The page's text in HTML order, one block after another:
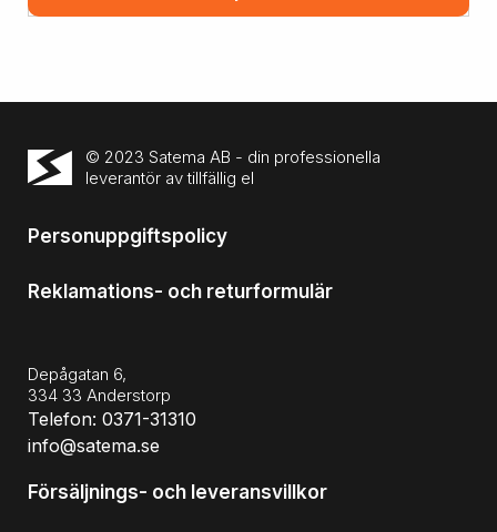
© 2023 Satema AB - din professionella
leverantör av tillfällig el
Personuppgiftspolicy
Reklamations- och returformulär
Depågatan 6,
334 33 Anderstorp
Telefon: 0371-31310
info@satema.se
Försäljnings- och leveransvillkor